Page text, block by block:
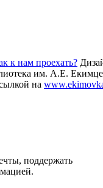
к нам проехать?
им. А.Е.
на
поддержать